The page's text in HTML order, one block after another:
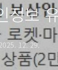
정보
12. 29.